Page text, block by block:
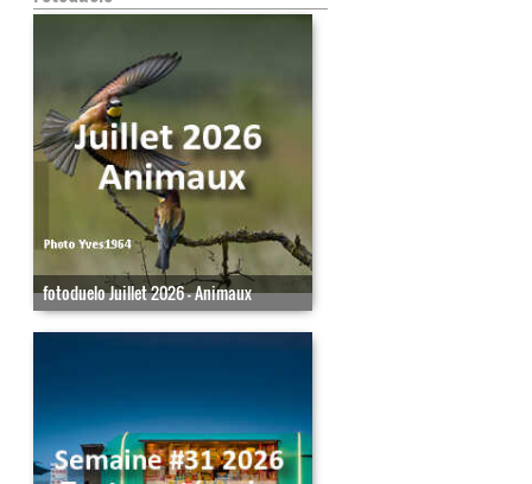
fotoduelo Juillet 2026 - Animaux